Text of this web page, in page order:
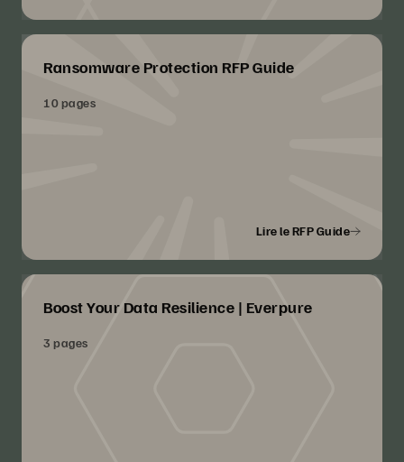
Ransomware Protection RFP Guide
10 pages
Lire le RFP Guide
Boost Your Data Resilience | Everpure
3 pages